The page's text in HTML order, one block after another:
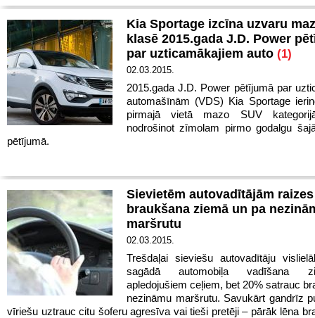
Kia Sportage izcīna uzvaru
klasē 2015.gada J.D. Power
par uzticamākajiem auto (1)
02.03.2015.
2015.gada J.D. Power pētījumā par
automašīnām (VDS) Kia Sportage
pirmajā vietā mazo SUV
nodrošinot zīmolam pirmo godalgu
pētījumā.
Sievietēm autovadītājām
braukšana ziemā un pa
maršrutu
02.03.2015.
Trešdaļai sieviešu autovadītāju
sagādā automobiļa vadīšana
apledojušiem ceļiem, bet 20% satrauc
nezināmu maršrutu. Savukārt gandrīz
vīriešu uztrauc citu šoferu agresīva vai tieši pretēji – pārāk lēna